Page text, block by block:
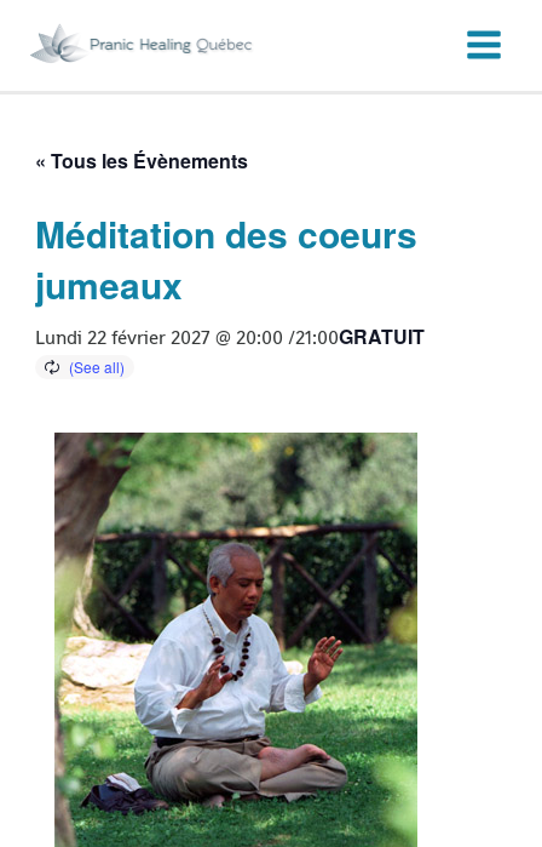
« Tous les Évènements
Méditation des coeurs
jumeaux
Lundi 22 février 2027 @ 20:00 /21:00GRATUIT